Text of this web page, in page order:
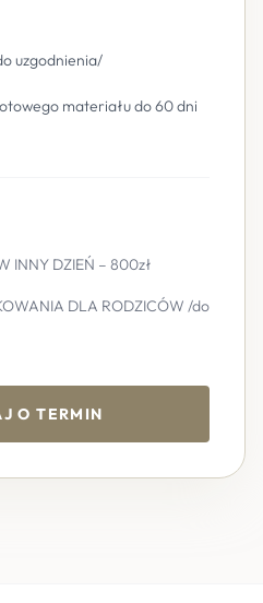
uzgodnienia/
materiału do 60 dni
INNY DZIEŃ – 800zł
DLA RODZICÓW /do
O TERMIN